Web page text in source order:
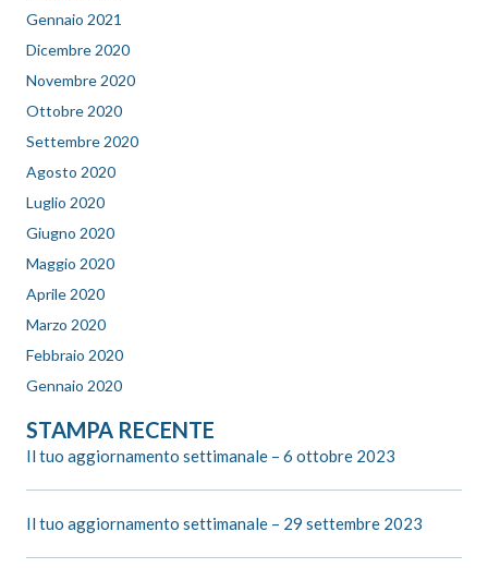
Gennaio 2021
Dicembre 2020
Novembre 2020
Ottobre 2020
Settembre 2020
Agosto 2020
Luglio 2020
Giugno 2020
Maggio 2020
Aprile 2020
Marzo 2020
Febbraio 2020
Gennaio 2020
STAMPA RECENTE
Il tuo aggiornamento settimanale – 6 ottobre 2023
Il tuo aggiornamento settimanale – 29 settembre 2023